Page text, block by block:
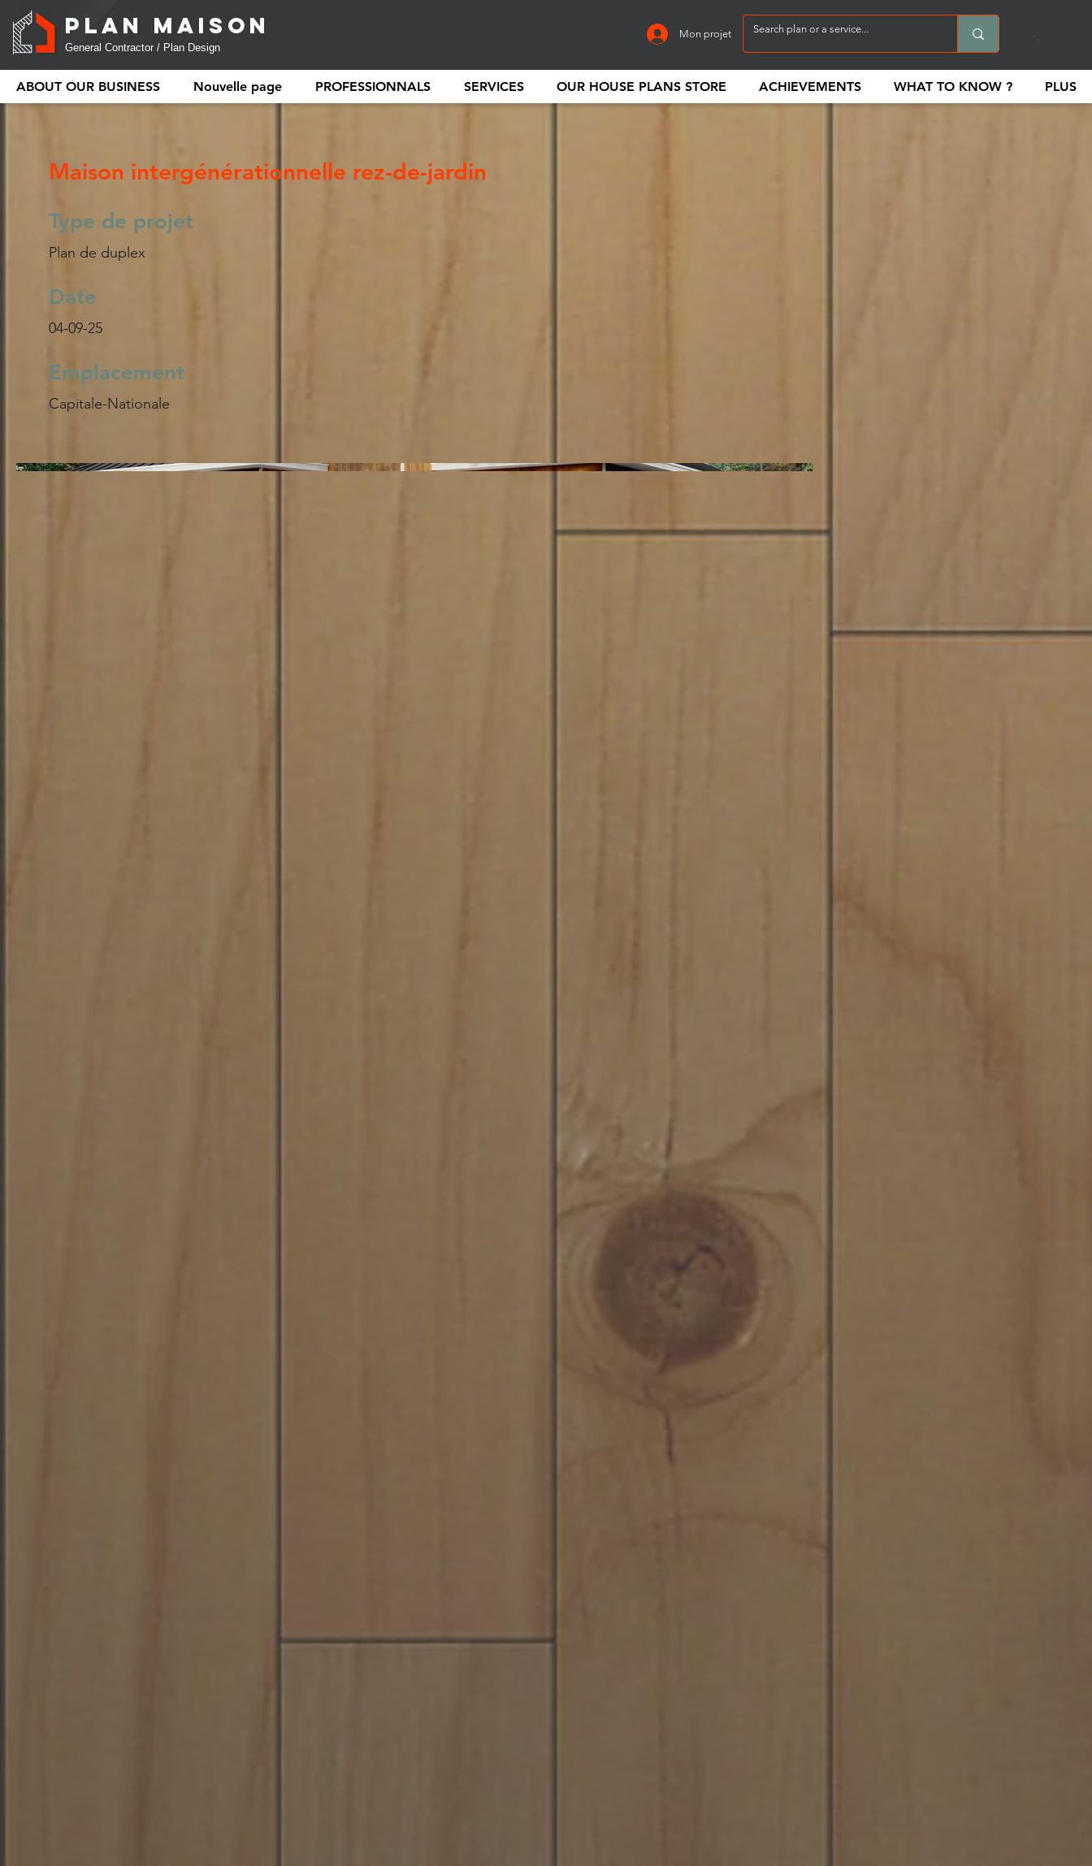
PLAN MAISON
General Contractor / Plan Design
Mon projet
ABOUT OUR BUSINESS Nouvelle page PROFESSIONNALS SERVICES OUR HOUSE PLANS STORE ACHIEVEMENTS WHAT TO KNOW ? PLUS
Maison intergénérationnelle rez-de-jardin
Type de projet
Plan de duplex
Date
04-09-25
Emplacement
Capitale-Nationale